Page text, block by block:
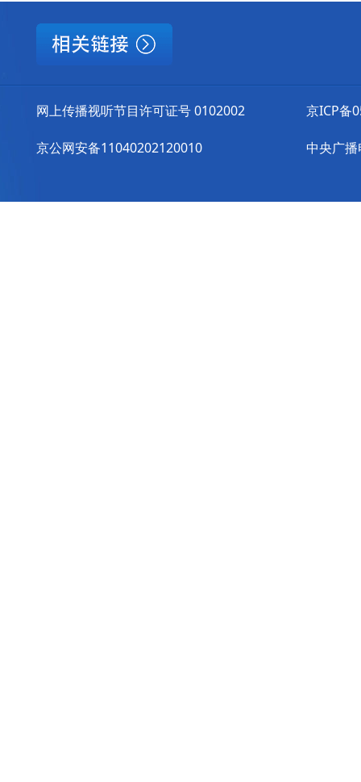
网上传播视听节目许可证号 0102002
京公网安备11040202120010
京ICP备
中央广